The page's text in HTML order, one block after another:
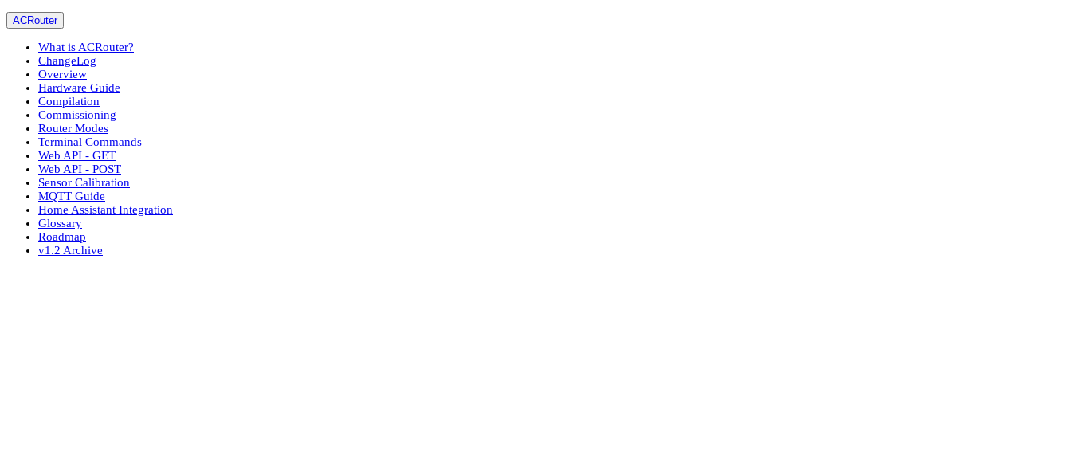
ACRouter
What is ACRouter?
ChangeLog
Overview
Hardware Guide
Compilation
Commissioning
Router Modes
Terminal Commands
Web API - GET
Web API - POST
Sensor Calibration
MQTT Guide
Home Assistant Integration
Glossary
Roadmap
v1.2 Archive